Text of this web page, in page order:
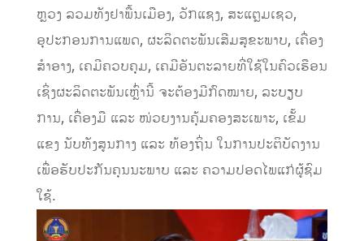
ຫຼວງ ລວມທັງຢາພື້ນເມືອງ, ວັກແຊງ, ສະແຕຼມເຊວ,
ອຸປະກອນການແພດ, ຜະລິດຕະພັນເສີມສຸຂະພາບ, ເຄື່ອງ
ສໍາອາງ, ເຄມີຄວບຄຸມ, ເຄມີອັນຕະລາຍທີ່ໃຊ້ໃນຄົວເຮືອນ
ເຊິ່ງຜະລິດຕະພັນເຫຼົ່ານີ້ ຈະຕ້ອງມີກົດໝາຍ, ລະບຽບ
ການ, ເຄື່ອງມື ແລະ ໜ່ວຍງານຄຸ້ມຄອງສະເພາະ, ເຂັ້ມ
ແຂງ ນັບທັງສູນກາງ ແລະ ທ້ອງຖິ່ນ ໃນການປະຕິບັດງານ
ເພື່ອຮັບປະກັນຄຸນນະພາບ ແລະ ຄວາມປອດໄພແກ່ຜູ້ຊົມ
ໃຊ້.